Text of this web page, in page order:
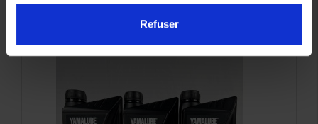
Refuser
INTÉRESSER